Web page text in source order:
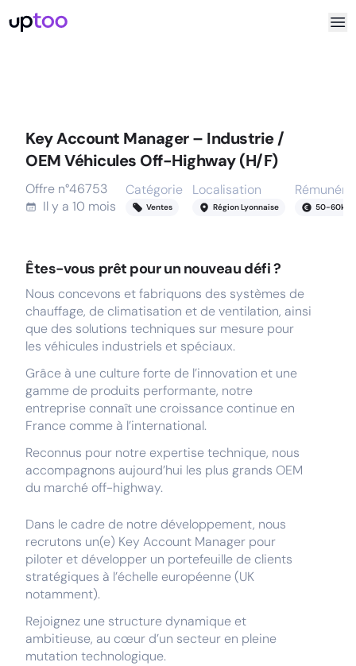
Key Account Manager – Industrie /
OEM Véhicules Off-Highway (H/F)
Offre n°46753
Il y a 10 mois
Catégorie
Ventes
Localisation
Région Lyonnaise 50-60k
Êtes-vous prêt pour un nouveau défi ?
Nous concevons et fabriquons des systèmes de
chauffage, de climatisation et de ventilation, ainsi
que des solutions techniques sur mesure pour
les véhicules industriels et spéciaux.
Grâce à une culture forte de l’innovation et une
gamme de produits performante, notre
entreprise connaît une croissance continue en
France comme à l’international.
Reconnus pour notre expertise technique, nous
accompagnons aujourd’hui les plus grands OEM
du marché off-highway.
Dans le cadre de notre développement, nous
recrutons un(e) Key Account Manager pour
piloter et développer un portefeuille de clients
stratégiques à l’échelle européenne (UK
notamment).
Rejoignez une structure dynamique et
ambitieuse, au cœur d’un secteur en pleine
mutation technologique.